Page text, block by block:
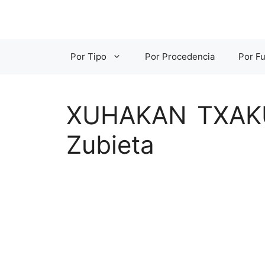
Por Tipo Por Procedencia Por
XUHAKAN
Zubieta